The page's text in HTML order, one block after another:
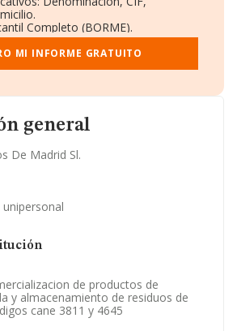
general
De Madrid Sl.
de productos de
y almacenamiento de residuos de
cane 3811 y 4645
Completo (BORME).
Ventas y Empleados.
y Administradores.
y registral complementaria.
MI INFORME GRATUITO